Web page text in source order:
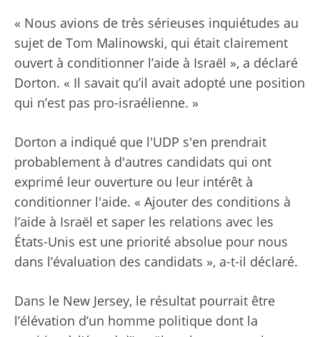
« Nous avions de très sérieuses inquiétudes au
sujet de Tom Malinowski, qui était clairement
ouvert à conditionner l’aide à Israël », a déclaré
Dorton. « Il savait qu’il avait adopté une position
qui n’est pas pro-israélienne. »
Dorton a indiqué que l'UDP s'en prendrait
probablement à d'autres candidats qui ont
exprimé leur ouverture ou leur intérêt à
conditionner l'aide. « Ajouter des conditions à
l’aide à Israël et saper les relations avec les
États-Unis est une priorité absolue pour nous
dans l’évaluation des candidats », a-t-il déclaré.
Dans le New Jersey, le résultat pourrait être
l’élévation d’un homme politique dont la